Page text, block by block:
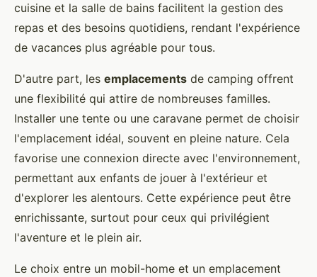
cuisine et la salle de bains facilitent la gestion des
repas et des besoins quotidiens, rendant l'expérience
de vacances plus agréable pour tous.
D'autre part, les emplacements de camping offrent
une flexibilité qui attire de nombreuses familles.
Installer une tente ou une caravane permet de choisir
l'emplacement idéal, souvent en pleine nature. Cela
favorise une connexion directe avec l'environnement,
permettant aux enfants de jouer à l'extérieur et
d'explorer les alentours. Cette expérience peut être
enrichissante, surtout pour ceux qui privilégient
l'aventure et le plein air.
Le choix entre un mobil-home et un emplacement